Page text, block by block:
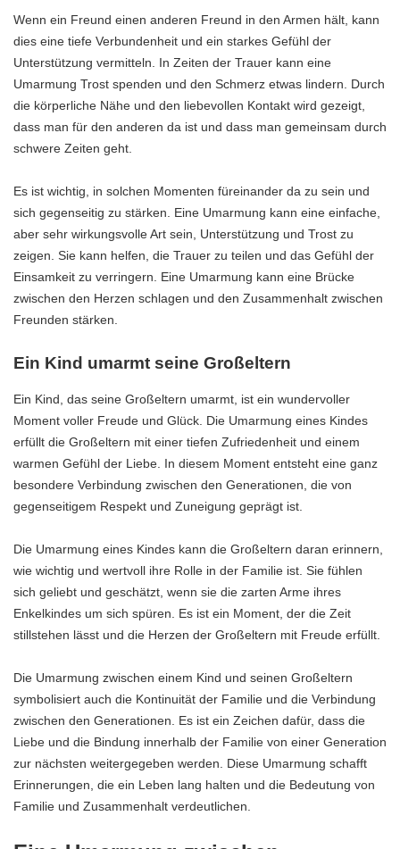
Wenn ein Freund einen anderen Freund in den Armen hält, kann
dies eine tiefe Verbundenheit und ein starkes Gefühl der
Unterstützung vermitteln. In Zeiten der Trauer kann eine
Umarmung Trost spenden und den Schmerz etwas lindern. Durch
die körperliche Nähe und den liebevollen Kontakt wird gezeigt,
dass man für den anderen da ist und dass man gemeinsam durch
schwere Zeiten geht.
Es ist wichtig, in solchen Momenten füreinander da zu sein und
sich gegenseitig zu stärken. Eine Umarmung kann eine einfache,
aber sehr wirkungsvolle Art sein, Unterstützung und Trost zu
zeigen. Sie kann helfen, die Trauer zu teilen und das Gefühl der
Einsamkeit zu verringern. Eine Umarmung kann eine Brücke
zwischen den Herzen schlagen und den Zusammenhalt zwischen
Freunden stärken.
Ein Kind umarmt seine Großeltern
Ein Kind, das seine Großeltern umarmt, ist ein wundervoller
Moment voller Freude und Glück. Die Umarmung eines Kindes
erfüllt die Großeltern mit einer tiefen Zufriedenheit und einem
warmen Gefühl der Liebe. In diesem Moment entsteht eine ganz
besondere Verbindung zwischen den Generationen, die von
gegenseitigem Respekt und Zuneigung geprägt ist.
Die Umarmung eines Kindes kann die Großeltern daran erinnern,
wie wichtig und wertvoll ihre Rolle in der Familie ist. Sie fühlen
sich geliebt und geschätzt, wenn sie die zarten Arme ihres
Enkelkindes um sich spüren. Es ist ein Moment, der die Zeit
stillstehen lässt und die Herzen der Großeltern mit Freude erfüllt.
Die Umarmung zwischen einem Kind und seinen Großeltern
symbolisiert auch die Kontinuität der Familie und die Verbindung
zwischen den Generationen. Es ist ein Zeichen dafür, dass die
Liebe und die Bindung innerhalb der Familie von einer Generation
zur nächsten weitergegeben werden. Diese Umarmung schafft
Erinnerungen, die ein Leben lang halten und die Bedeutung von
Familie und Zusammenhalt verdeutlichen.